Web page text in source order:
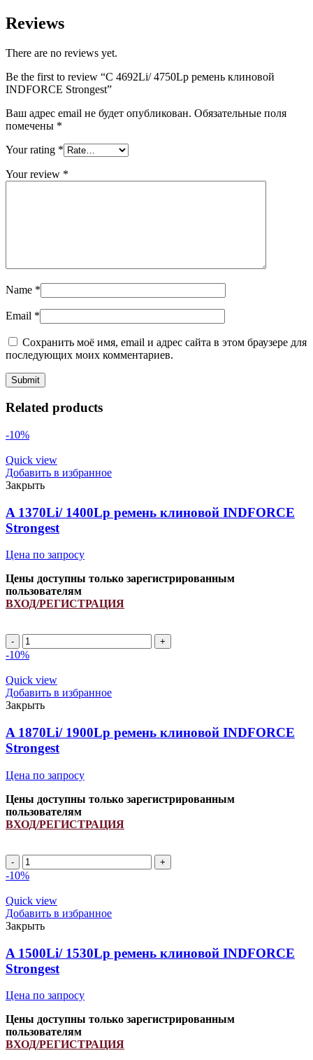
Reviews
There are no reviews yet.
Be the first to review “C 4692Li/ 4750Lp ремень клиновой
INDFORCE Strongest”
Ваш адрес email не будет опубликован. Обязательные поля
помечены *
Your rating *
Your review *
Name *
Email *
Сохранить моё имя, email и адрес сайта в этом браузере для
последующих моих комментариев.
Related products
-10%
Quick view
Добавить в избранное
Закрыть
A 1370Li/ 1400Lp ремень клиновой INDFORCE
Strongest
Цена по запросу
Цены доступны только зарегистрированным
пользователям
ВХОД/РЕГИСТРАЦИЯ
A
1370Li/
ремень
клиновой
INDFORCE
Strongest
quantity
-10%
Quick view
Добавить в избранное
Закрыть
A 1870Li/ 1900Lp ремень клиновой INDFORCE
Strongest
Цена по запросу
Цены доступны только зарегистрированным
пользователям
ВХОД/РЕГИСТРАЦИЯ
A
1870Li/
ремень
клиновой
INDFORCE
Strongest
quantity
-10%
Quick view
Добавить в избранное
Закрыть
A 1500Li/ 1530Lp ремень клиновой INDFORCE
Strongest
Цена по запросу
Цены доступны только зарегистрированным
пользователям
ВХОД/РЕГИСТРАЦИЯ